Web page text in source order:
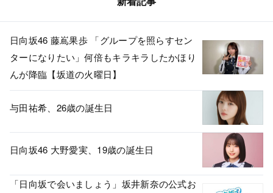
日向坂46 藤嶌果歩 「グループを照らすセン
ターになりたい」何倍もキラキラしたかほり
んが降臨【坂道の火曜日】
与田祐希、26歳の誕生日
日向坂46 大野愛実、19歳の誕生日
「日向坂で会いましょう」坂井新奈の公式お